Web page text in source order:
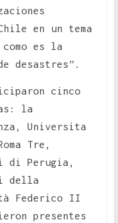
en un tema
como es la
desastres”.
cinco
la
Universita
Tre,
di Perugia,
della
Federico II
presentes